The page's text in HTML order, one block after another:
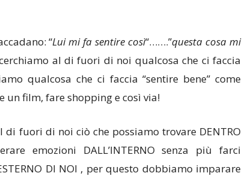
“Lui mi fa sentire così“…….”questa cosa mi
cerchiamo al di fuori di noi qualcosa che ci faccia
qualcosa che ci faccia “sentire bene” come
un film, fare shopping e così via!
fuori di noi ciò che possiamo trovare DENTRO
emozioni DALL’INTERNO senza più farci
DI NOI , per questo dobbiamo imparare